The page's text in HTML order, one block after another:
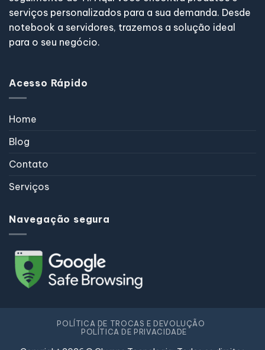
serviços personalizados para a sua demanda. Desde
notebook a servidores, trazemos a solução ideal
para o seu negócio.
Acesso Rápido
Home
Blog
Contato
Serviços
Navegação segura
POLÍTICA DE TROCAS E DEVOLUÇÃO
POLÍTICA DE PRIVACIDADE